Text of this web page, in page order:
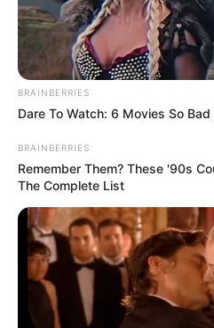
Vestido de crochê de
BRAINBERRIES
Dare To Watch: 6 Movies So
BRAINBERRIES
Remember Them? These '90s
The Complete List